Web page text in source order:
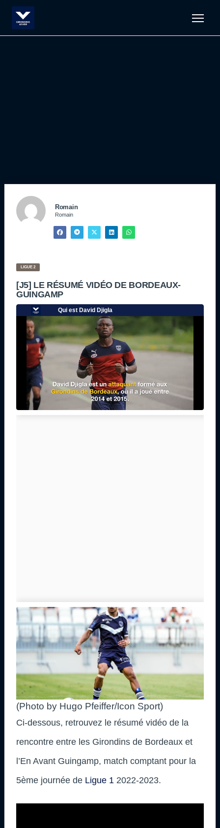
Romain
Romain
LIGUE 2
[J5] LE RÉSUMÉ VIDÉO DE BORDEAUX-
GUINGAMP
(Photo by Hugo Pfeiffer/Icon Sport)
Ci-dessous, retrouvez le résumé vidéo de la
rencontre entre les Girondins de Bordeaux et
l’En Avant Guingamp, match comptant pour la
5ème journée de Ligue 1 2022-2023.